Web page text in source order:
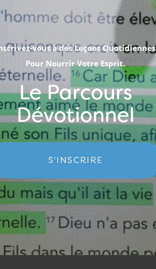
vous à des Leçons Quotidiennes
Pour Nourrir Votre Esprit.
Le Parcours
Dévotionnel
S'INSCRIRE